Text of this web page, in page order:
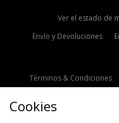
Ver el estado de
Envío y Devoluciones
Términos & Condiciones
Cookies